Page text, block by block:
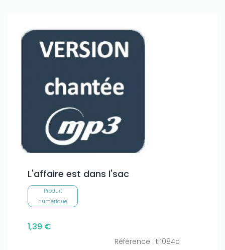
L'affaire est dans l'sac
Produit
numérique
1,39 €
Référence : tl1084c